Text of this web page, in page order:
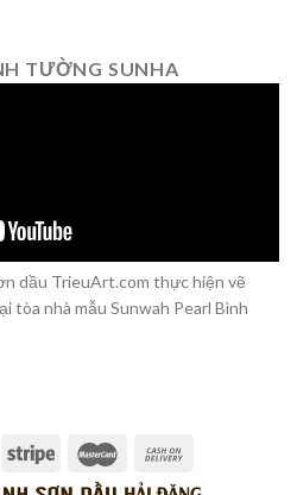
TƯỜNG SUNHA
dầu TrieuArt.com thực hiện vẽ
tòa nhà mẫu Sunwah Pearl Bình